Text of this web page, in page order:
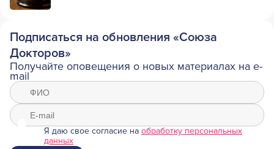
Подписаться на обновления «Союза
Докторов»
Получайте оповещения о новых материалах на e-
mail
Я даю свое согласие на обработку персональных
данных